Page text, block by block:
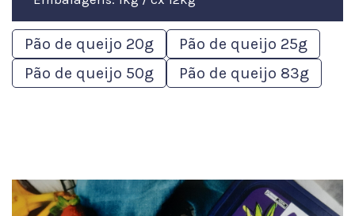
Pão de queijo 20g
Pão de queijo 25g
Pão de queijo 50g
Pão de queijo 83g